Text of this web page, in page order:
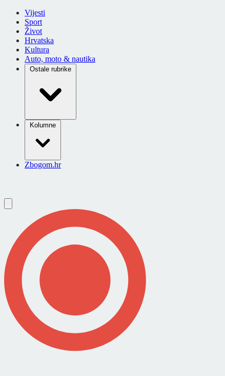
Vijesti
Sport
Život
Hrvatska
Kultura
Auto, moto & nautika
Ostale rubrike
Kolumne
Zbogom.hr